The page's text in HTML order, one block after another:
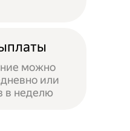
можно
или
в неделю